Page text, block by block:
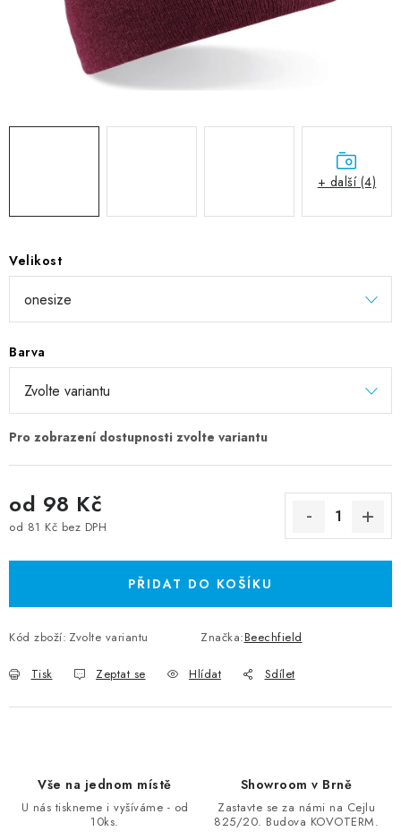
REFLEXNÍ NAŽEHLOVAČKY
TEXTIL S VLASTNÍM POTISKEM
Výměna/vrácení zboží
Vánoční trička
Kontakty
Akce a slevy
Velikost
Barva
od 98 Kč
od 81 Kč bez DPH
PŘIDAT DO KOŠÍKU
Kód zboží: Zvolte variantu Značka:Beechfield
Tisk Zeptat se Hlídat Sdílet
+ další (4)
Vše na jednom místě
U nás tiskneme i vyšíváme - od
10ks.
Showroom v Brně
Zastavte se za námi na Cejlu
825/20. Budova KOVOTERM.